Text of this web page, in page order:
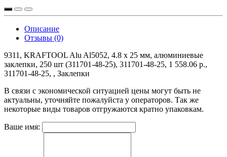
Описание
Отзывы (0)
9311, KRAFTOOL Alu Al5052, 4.8 х 25 мм, алюминиевые
заклепки, 250 шт (311701-48-25), 311701-48-25, 1 558.06 р.,
311701-48-25, , Заклепки
В связи с экономической ситуацией цены могут быть не
актуальны, уточняйте пожалуйста у операторов. Так же
некоторые виды товаров отгружаются кратно упаковкам.
Ваше имя: